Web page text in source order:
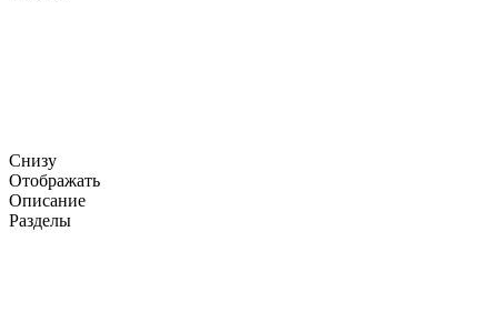
Снизу
Отображать
Описание
Разделы